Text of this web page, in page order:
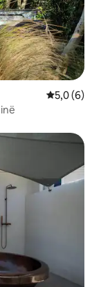
Vlerësimi
5,0 (6)